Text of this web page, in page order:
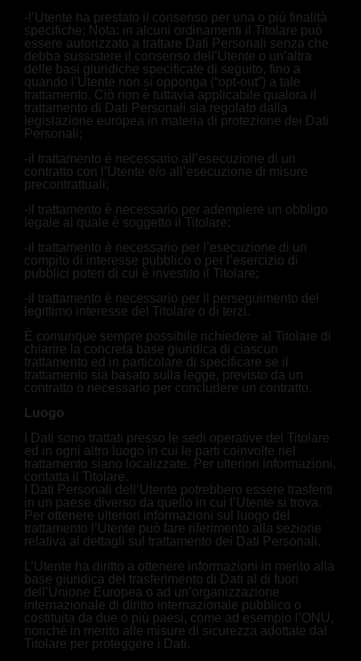
-l’Utente ha prestato il consenso per una o più finalità
specifiche; Nota: in alcuni ordinamenti il Titolare può
essere autorizzato a trattare Dati Personali senza che
debba sussistere il consenso dell’Utente o un’altra
delle basi giuridiche specificate di seguito, fino a
quando l’Utente non si opponga (“opt-out”) a tale
trattamento. Ciò non è tuttavia applicabile qualora il
trattamento di Dati Personali sia regolato dalla
legislazione europea in materia di protezione dei Dati
Personali;
-il trattamento è necessario all’esecuzione di un
contratto con l’Utente e/o all’esecuzione di misure
precontrattuali;
-il trattamento è necessario per adempiere un obbligo
legale al quale è soggetto il Titolare;
-il trattamento è necessario per l’esecuzione di un
compito di interesse pubblico o per l’esercizio di
pubblici poteri di cui è investito il Titolare;
-il trattamento è necessario per il perseguimento del
legittimo interesse del Titolare o di terzi.
È comunque sempre possibile richiedere al Titolare di
chiarire la concreta base giuridica di ciascun
trattamento ed in particolare di specificare se il
trattamento sia basato sulla legge, previsto da un
contratto o necessario per concludere un contratto.
Luogo
I Dati sono trattati presso le sedi operative del Titolare
ed in ogni altro luogo in cui le parti coinvolte nel
trattamento siano localizzate. Per ulteriori informazioni,
contatta il Titolare.
I Dati Personali dell’Utente potrebbero essere trasferiti
in un paese diverso da quello in cui l’Utente si trova.
Per ottenere ulteriori informazioni sul luogo del
trattamento l’Utente può fare riferimento alla sezione
relativa ai dettagli sul trattamento dei Dati Personali.
L’Utente ha diritto a ottenere informazioni in merito alla
base giuridica del trasferimento di Dati al di fuori
dell’Unione Europea o ad un’organizzazione
internazionale di diritto internazionale pubblico o
costituita da due o più paesi, come ad esempio l’ONU,
nonché in merito alle misure di sicurezza adottate dal
Titolare per proteggere i Dati.